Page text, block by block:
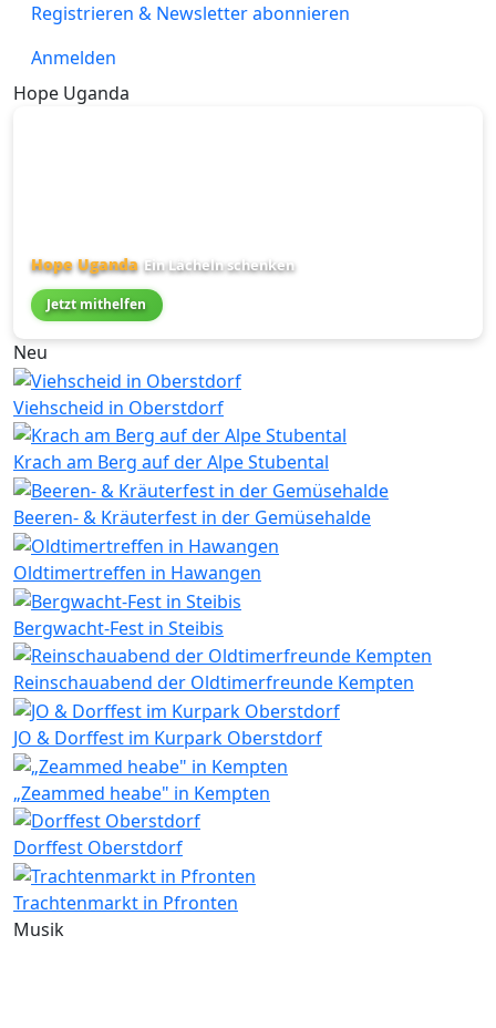
Registrieren & Newsletter abonnieren
Anmelden
Hope Uganda
Hope Uganda Ein Lächeln schenken
Jetzt mithelfen
Neu
Viehscheid in Oberstdorf
Krach am Berg auf der Alpe Stubental
Beeren- & Kräuterfest in der Gemüsehalde
Oldtimertreffen in Hawangen
Bergwacht-Fest in Steibis
Reinschauabend der Oldtimerfreunde Kempten
JO & Dorffest im Kurpark Oberstdorf
„Zeammed heabe" in Kempten
Dorffest Oberstdorf
Trachtenmarkt in Pfronten
Musik